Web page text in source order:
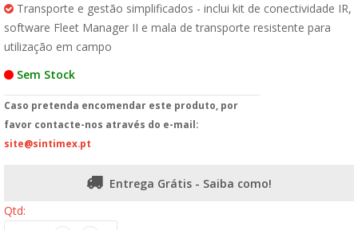
Transporte e gestão simplificados - inclui kit de conectividade IR,
software Fleet Manager II e mala de transporte resistente para
utilização em campo
Sem Stock
Caso pretenda encomendar este produto, por
favor contacte-nos através do e-mail:
site@sintimex.pt
Entrega Grátis - Saiba como!
Qtd: